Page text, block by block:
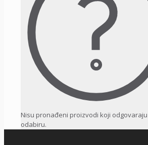
Nisu pronađeni proizvodi koji
odabiru.